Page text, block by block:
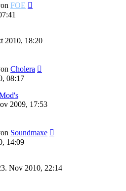
FOE
2010, 18:20
Cholera
08:17
2009, 17:53
Soundmaxe
14:09
Nov 2010, 22:14